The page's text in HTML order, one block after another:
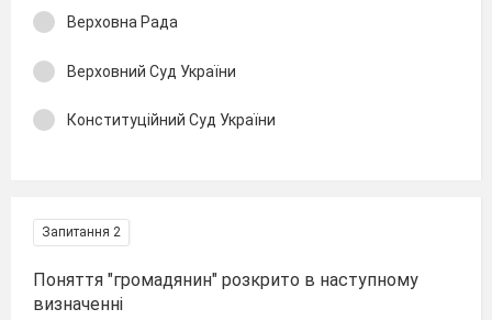
Верховна Рада
Верховний Суд України
Конституційний Суд України
Запитання 2
Поняття "громадянин" розкрито в наступному
визначенні